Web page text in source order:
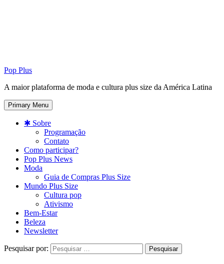
Pop Plus
A maior plataforma de moda e cultura plus size da América Latina
Primary Menu
✱ Sobre
Programação
Contato
Como participar?
Pop Plus News
Moda
Guia de Compras Plus Size
Mundo Plus Size
Cultura pop
Ativismo
Bem-Estar
Beleza
Newsletter
Pesquisar por: